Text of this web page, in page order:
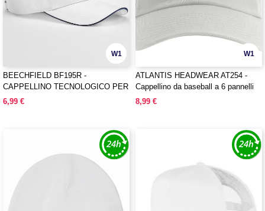
W1
BEECHFIELD BF195R -
CAPPELLINO TECNOLOGICO PER
SPORT DI SQUADRA
6,99 €
W1
ATLANTIS HEADWEAR AT254 -
Cappellino da baseball a 6 pannelli
8,99 €